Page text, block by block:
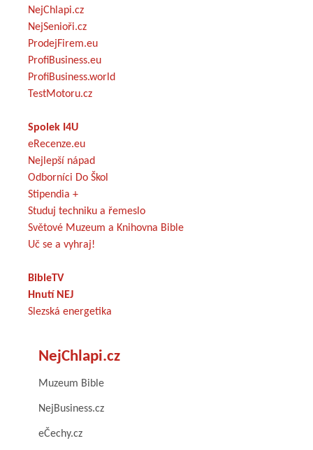
NejChlapi.cz
NejSenioři.cz
ProdejFirem.eu
ProfiBusiness.eu
ProfiBusiness.world
TestMotoru.cz
Spolek I4U
eRecenze.eu
Nejlepší nápad
Odborníci Do Škol
Stipendia +
Studuj techniku a řemeslo
Světové Muzeum a Knihovna Bible
Uč se a vyhraj!
BibleTV
Hnutí NEJ
Slezská energetika
NejChlapi.cz
Muzeum Bible
NejBusiness.cz
eČechy.cz